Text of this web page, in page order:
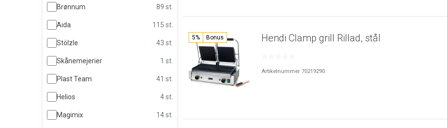
Brønnum 89 st.
Aida 115 st.
Stölzle 43 st.
Skånemejerier 1 st.
Plast Team 41 st.
Helios 4 st.
Magimix 14 st.
5% Bonus Hendi Clamp grill Rillad, stål
Artikelnummer 70219290